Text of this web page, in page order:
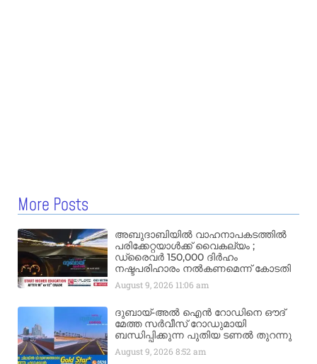
More Posts
അബുദാബിയിൽ വാഹനാപകടത്തിൽ
പരിക്കേറ്റയാൾക്ക് വൈകല്യം ;
ഡ്രൈവർ 150,000 ദിർഹം
നഷ്ടപരിഹാരം നൽകണമെന്ന് കോടതി
August 9, 2026 11:06 am
ദുബായ്-അൽ ഐൻ റോഡിനെ ഔദ്
മേത്ത സർവീസ് റോഡുമായി
ബന്ധിപ്പിക്കുന്ന പുതിയ ടണൽ തുറന്നു
August 9, 20268:52 am